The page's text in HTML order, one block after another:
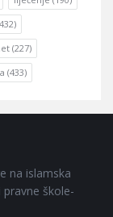
(227)
(433)
na islamska
škole-